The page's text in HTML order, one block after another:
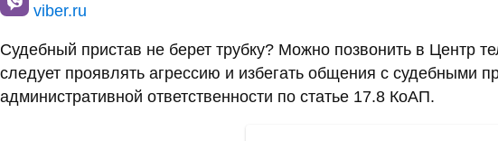
viber.ru
Судебный пристав не берет трубку? Можно позвонить в Центр
следует проявлять агрессию и избегать общения с судебными
административной ответственности по статье 17.8 КоАП.